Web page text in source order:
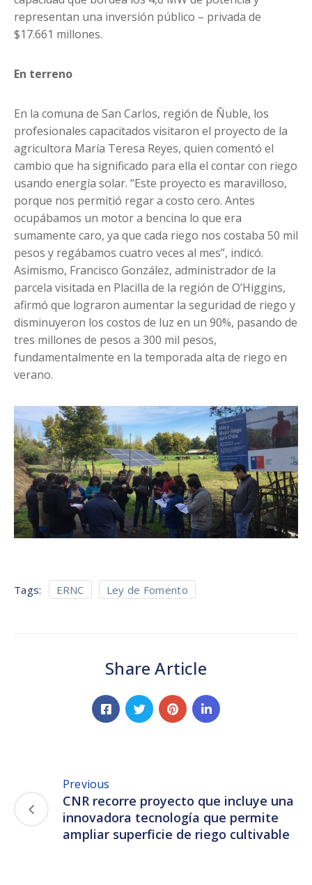
representan una inversión público – privada de
$17.661 millones.
En terreno
En la comuna de San Carlos, región de Ñuble, los
profesionales capacitados visitaron el proyecto de la
agricultora María Teresa Reyes, quien comentó el
cambio que ha significado para ella el contar con riego
usando energía solar. “Este proyecto es maravilloso,
porque nos permitió regar a costo cero. Antes
ocupábamos un motor a bencina lo que era
sumamente caro, ya que cada riego nos costaba 50 mil
pesos y regábamos cuatro veces al mes”, indicó.
Asimismo, Francisco González, administrador de la
parcela visitada en Placilla de la región de O’Higgins,
afirmó que lograron aumentar la seguridad de riego y
disminuyeron los costos de luz en un 90%, pasando de
tres millones de pesos a 300 mil pesos,
fundamentalmente en la temporada alta de riego en
verano.
Tags: ERNC Ley de Fomento
Share Article
Previous
CNR recorre proyecto que incluye una
innovadora tecnología que permite
ampliar superficie de riego cultivable